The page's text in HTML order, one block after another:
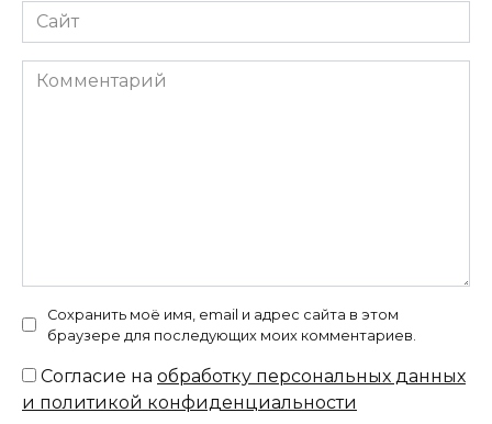
Сайт
Комментарий
Сохранить моё имя, email и адрес сайта в этом
браузере для последующих моих комментариев.
Согласие на обработку персональных данных
и политикой конфиденциальности